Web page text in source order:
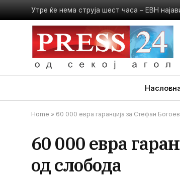
Утре ќе нема струја шест часа – ЕВН
Home » 60 000 евра гаранција за Стефан
60 000 евра
од слобода